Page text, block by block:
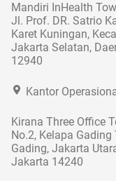
Mandiri InHealth
Jl. Prof. DR. Satrio
Karet Kuningan,
Jakarta Selatan,
12940
Kantor
Kirana Three Office
No.2, Kelapa
Gading, Jakarta
Jakarta 14240